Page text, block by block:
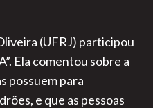
(UFRJ) participou
Ela comentou sobre a
possuem para
e que as pessoas